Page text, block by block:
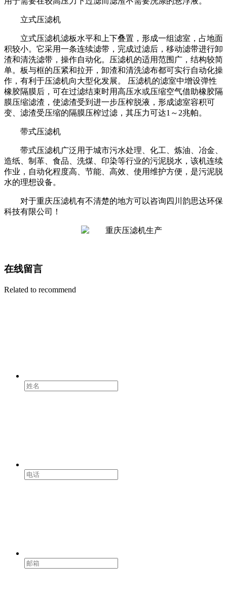
立式压滤机
立式压滤机滤板水平和上下叠置，形成一组滤室，占地面
积较小。它采用一条连续滤带，完成过滤后，移动滤带进行卸
渣和清洗滤带，操作自动化。压滤机的适用范围广，结构较简
单。板与框的压紧和拉开，卸渣和清洗滤布都可实行自动化操
作，有利于压滤机向大型化发展。 压滤机的滤室中增设弹性
橡胶隔膜后，可在过滤结束时用高压水或压缩空气借助橡胶隔
膜压缩滤渣，使滤渣受到进一步压榨脱液，形成滤室容积可
变、滤渣受压缩的隔膜压榨过滤，其压力可达1～2兆帕。
带式压滤机
带式压滤机广泛用于城市污水处理、化工、炼油、冶金、
造纸、制革、食品、洗煤、印染等行业的污泥脱水，该机连续
作业，自动化程度高、节能、高效、使用维护方便，是污泥脱
水的理想设备。
对于重庆压滤机有不清楚的地方可以咨询四川韵思达环保
科技有限公司！
在线留言
Related to recommend